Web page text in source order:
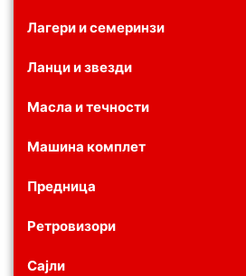
Лагери и семеринзи
Ланци и звезди
Масла и течности
Машина комплет
Предница
Ретровизори
Сајли